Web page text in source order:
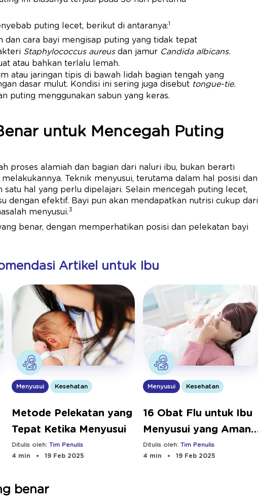
puting lecet, berikut di antaranya:1
dan cara bayi mengisap puting yang tidak tepat
Staphylococcus aureusdan jamur Candida albicans.
atau bahkan terlalu lemah.
atau jaringan tipis di bawah lidah bagian tengah yang
dasar mulut. Kondisi ini sering juga disebut tongue-tie.
puting menggunakan sabun yang keras.
untuk Mencegah Puting
proses alamiah dan bagian dari naluri ibu, bukan berarti
Teknik menyusui, terutama dalam hal posisi dan
satu hal yang perlu dipelajari. Selain mencegah puting lecet,
dengan efektif. Bayi pun akan mendapatkan nutrisi cukup dari
menyusui.3
benar, dengan memperhatikan posisi dan pelekatan bayi
Artikel untuk Ibu
Menyusui Kesehatan
Metode Pelekatan yang
Tepat Ketika Menyusui
Ditulis oleh: Tim Penulis
4 min
19 Feb 2025
Menyusui Kesehatan
16 Obat Flu untuk Ibu
Menyusui yang Aman
dan Ampuh
Ditulis oleh:Tim Penulis
4 min
19 Feb 2025
benar